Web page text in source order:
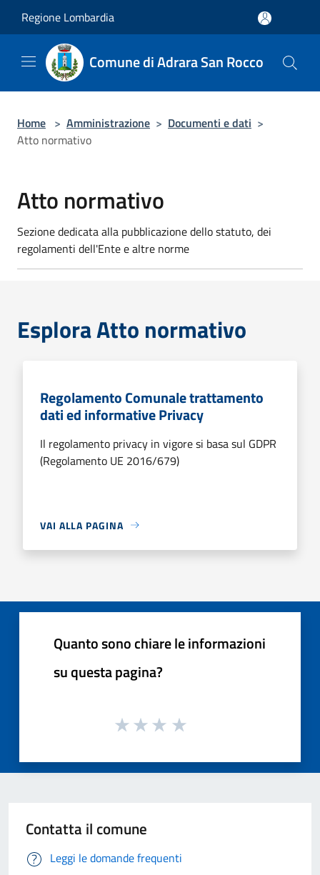
Regione Lombardia
Comune di Adrara San Rocco
Home > Amministrazione > Documenti e dati >
Atto normativo
Atto normativo
Sezione dedicata alla pubblicazione dello statuto, dei
regolamenti dell'Ente e altre norme
Esplora Atto normativo
Regolamento Comunale trattamento
dati ed informative Privacy
Il regolamento privacy in vigore si basa sul GDPR
(Regolamento UE 2016/679)
VAI ALLA PAGINA
Quanto sono chiare le informazioni
su questa pagina?
Contatta il comune
Leggi le domande frequenti